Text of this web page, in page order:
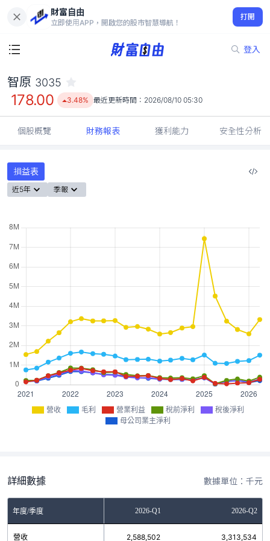
財富自由
立即使用APP，開啟您的股市智慧導航！
打開
登入
178.00
3.48%
智原 3035
178.00 3.48% 最近更新時間： 2026/08/10 05:30
個股概覽 財務報表 獲利能力 安全性分析
損益表
近5年 季報
營收 毛利 營業利益 稅前淨利
稅後淨利
母公司業主淨利
詳細數據 數據單位：千元
年度/季度2025-Q4 2026-Q1 2026-Q2
營收 2,588,502 3,313,534